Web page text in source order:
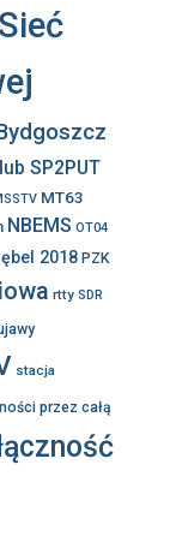
SP2PUT
MT63
NBEMS OT04
2018 PZK
rtty SDR
stacja
przez całą